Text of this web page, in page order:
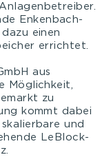
Enkenbach-
einen
errichtet.
aus
Möglichkeit,
zu
kommt dabei
und
LeBlock-